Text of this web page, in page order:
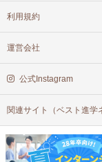
利用規約
運営会社
公式Instagram
関連サイト（ベスト進学